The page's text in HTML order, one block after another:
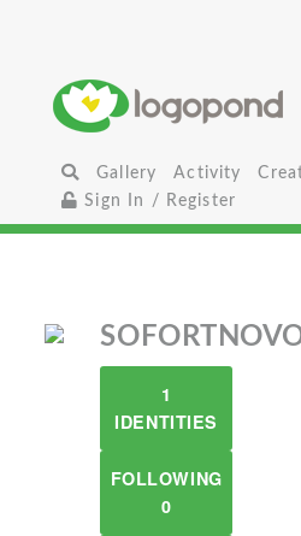
Gallery Activity
Sign In / Register
1
IDENTITIES
FOLLOWING
0